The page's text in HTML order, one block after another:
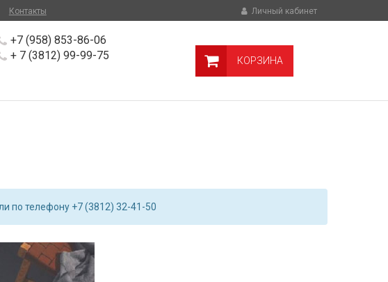
Контакты Личный кабинет
+7 (958) 853-86-06
+ 7 (3812) 99-99-75
КОРЗИНА
по телефону +7 (3812) 32-41-50